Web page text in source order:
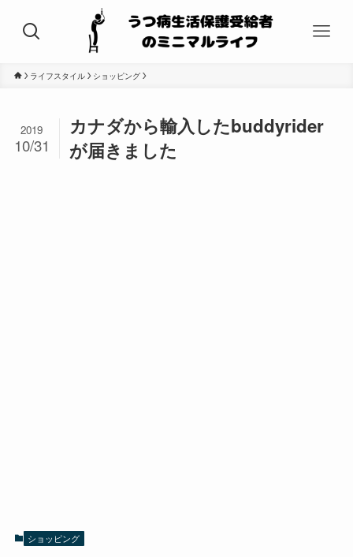
ライフスタイル ショッピング
カナダから輸入したbuddyrider
が届きました
2019
10/31
ショッピング